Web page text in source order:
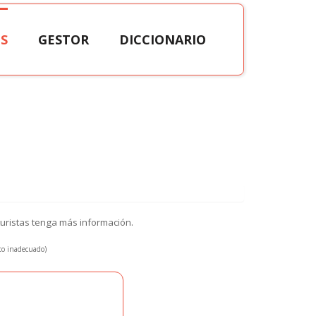
GESTOR DICCIONARIO
tenga más información.
inadecuado)